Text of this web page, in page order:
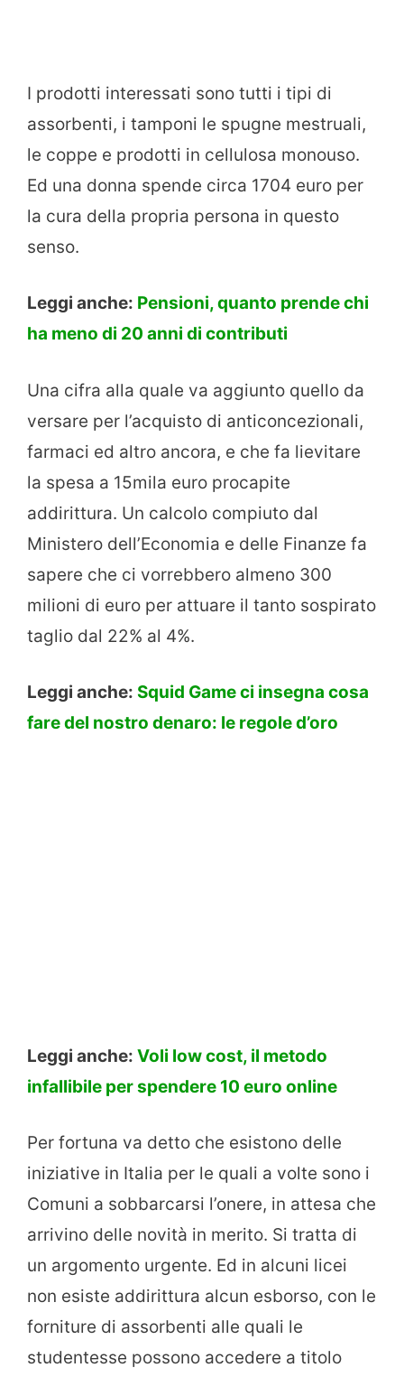
I prodotti interessati sono tutti i tipi di
assorbenti, i tamponi le spugne mestruali,
le coppe e prodotti in cellulosa monouso.
Ed una donna spende circa 1704 euro per
la cura della propria persona in questo
senso.
Leggi anche: Pensioni, quanto prende chi
ha meno di 20 anni di contributi
Una cifra alla quale va aggiunto quello da
versare per l’acquisto di anticoncezionali,
farmaci ed altro ancora, e che fa lievitare
la spesa a 15mila euro procapite
addirittura. Un calcolo compiuto dal
Ministero dell’Economia e delle Finanze fa
sapere che ci vorrebbero almeno 300
milioni di euro per attuare il tanto sospirato
taglio dal 22% al 4%.
Leggi anche: Squid Game ci insegna cosa
fare del nostro denaro: le regole d’oro
Leggi anche: Voli low cost, il metodo
infallibile per spendere 10 euro online
Per fortuna va detto che esistono delle
iniziative in Italia per le quali a volte sono i
Comuni a sobbarcarsi l’onere, in attesa che
arrivino delle novità in merito. Si tratta di
un argomento urgente. Ed in alcuni licei
non esiste addirittura alcun esborso, con le
forniture di assorbenti alle quali le
studentesse possono accedere a titolo